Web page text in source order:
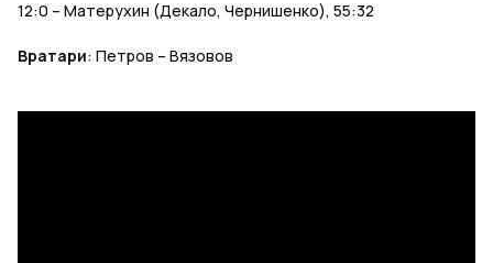
12:0 – Матерухин (Декало, Чернишенко), 55:32
Вратари: Петров – Вязовов